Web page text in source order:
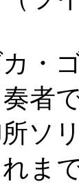
・
奏者
ソ
ま